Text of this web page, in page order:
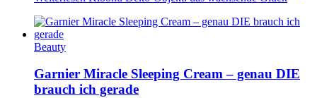
Beauty
Garnier Miracle Sleeping Cream – genau DIE
brauch ich gerade